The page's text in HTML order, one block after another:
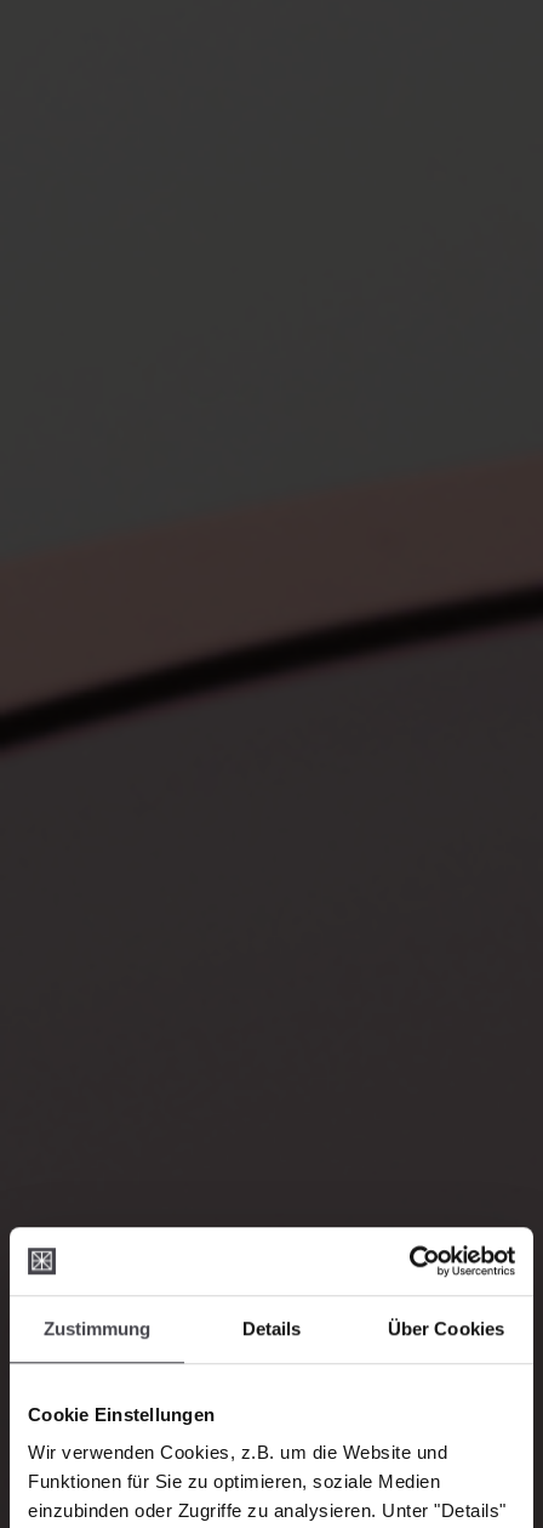
Zustimmung Details Über Cookies
Cookie Einstellungen
Wir verwenden Cookies, z.B. um die Website und
Funktionen für Sie zu optimieren, soziale Medien
einzubinden oder Zugriffe zu analysieren. Unter "Details"